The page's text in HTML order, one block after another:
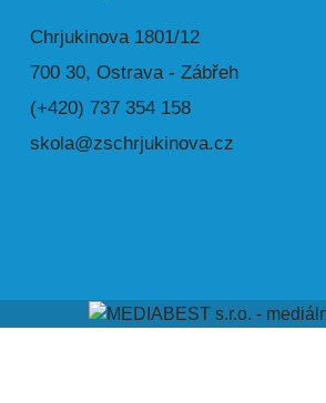
Chrjukinova 1801/12
700 30, Ostrava - Zábřeh
(+420) 737 354 158
skola@zschrjukinova.cz